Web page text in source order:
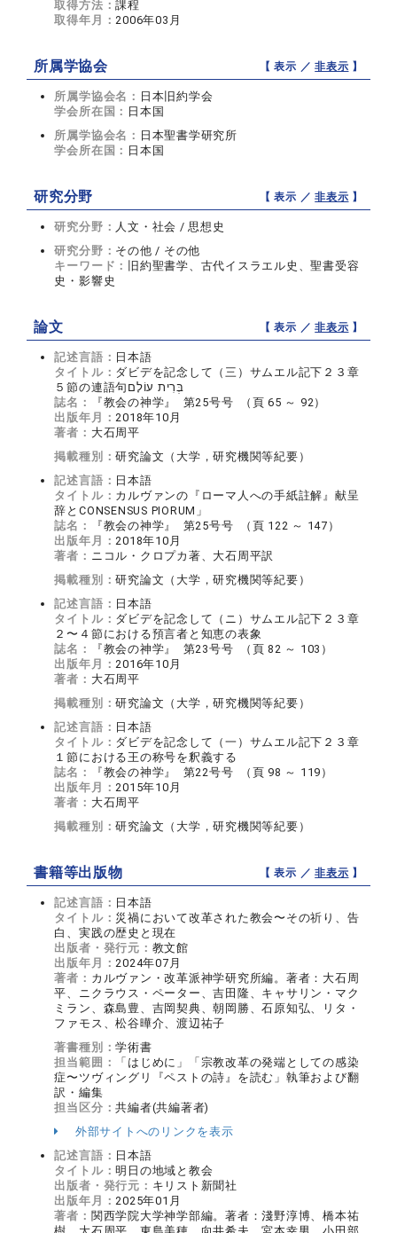
取得方法：課程
取得年月：2006年03月
所属学協会 【 表示 ／非表示 】
所属学協会名： 日本旧約学会
学会所在国： 日本国
所属学協会名： 日本聖書学研究所
学会所在国： 日本国
研究分野 【 表示 ／非表示 】
研究分野： 人文・社会 / 思想史
研究分野： その他 / その他
キーワード：
旧約聖書学、古代イスラエル史、聖書受容
史・影響史
論文 【 表示 ／非表示 】
記述言語： 日本語
タイトル： ダビデを記念して（三）サムエル記下２３章
５節の連語句בְּרִית עוֹלָם
誌名：
『教会の神学』 第25号号 （頁 65 ～ 92）
出版年月：2018年10月
著者： 大石周平
掲載種別：研究論文（大学，研究機関等紀要）
記述言語： 日本語
タイトル： カルヴァンの『ローマ人への手紙註解』献呈
辞とCONSENSUS PIORUM」
誌名：
『教会の神学』 第25号号 （頁 122 ～ 147）
出版年月：2018年10月
著者： ニコル・クロプカ著、大石周平訳
掲載種別：研究論文（大学，研究機関等紀要）
記述言語： 日本語
タイトル： ダビデを記念して（ニ）サムエル記下２３章
２〜４節における預言者と知恵の表象
誌名：
『教会の神学』 第23号号 （頁 82 ～ 103）
出版年月：2016年10月
著者： 大石周平
掲載種別：研究論文（大学，研究機関等紀要）
記述言語： 日本語
タイトル： ダビデを記念して（一）サムエル記下２３章
１節における王の称号を釈義する
誌名：
『教会の神学』 第22号号 （頁 98 ～ 119）
出版年月：2015年10月
著者： 大石周平
掲載種別：研究論文（大学，研究機関等紀要）
書籍等出版物 【 表示 ／非表示 】
記述言語： 日本語
タイトル： 災禍において改革された教会〜その祈り、告
白、実践の歴史と現在
出版者・発行元： 教文館
出版年月：2024年07月
著者： カルヴァン・改革派神学研究所編。著者：大石周
平、ニクラウス・ペーター、吉田隆、キャサリン・マク
ミラン、森島豊、吉岡契典、朝岡勝、石原知弘、リタ・
ファモス、松谷曄介、渡辺祐子
著書種別：学術書
担当範囲：
「はじめに」「宗教改革の発端としての感染
症〜ツヴィングリ『ペストの詩』を読む」執筆および翻
訳・編集
担当区分：共編者(共編著者)
外部サイトへのリンクを表示
記述言語： 日本語
タイトル：明日の地域と教会
出版者・発行元： キリスト新聞社
出版年月：2025年01月
著者： 関西学院大学神学部編。著者：淺野淳博、橋本祐